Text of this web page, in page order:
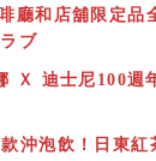
廳和店舖限定品
ブ
Ｘ 迪士尼100週
沖泡飲！日東紅